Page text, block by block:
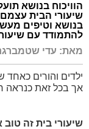
הוויכוח בנושא
שיעורי הבית
בנושא וטיפים
להתמודד עם
מאת: עדי
ילדים והורים
אך בכל זאת כנראה
שיעורי בית זה טוב